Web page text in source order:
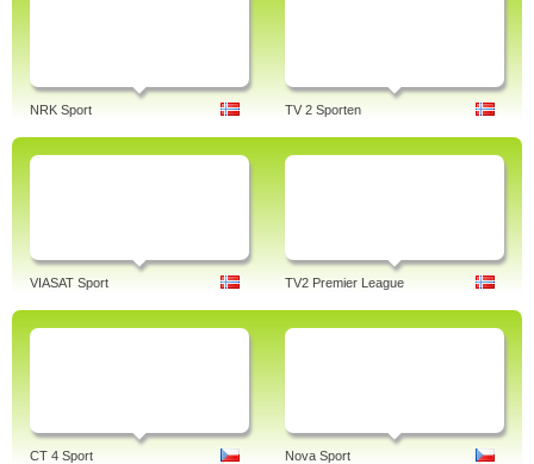
NRK Sport TV 2 Sporten
VIASAT Sport TV2 Premier League
CT 4 Sport Nova Sport